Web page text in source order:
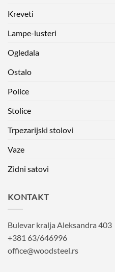
Kreveti
Lampe-lusteri
Ogledala
Ostalo
Police
Stolice
Trpezarijski stolovi
Vaze
Zidni satovi
KONTAKT
Bulevar kralja Aleksandra 403
+381 63/646996
office@woodsteel.rs